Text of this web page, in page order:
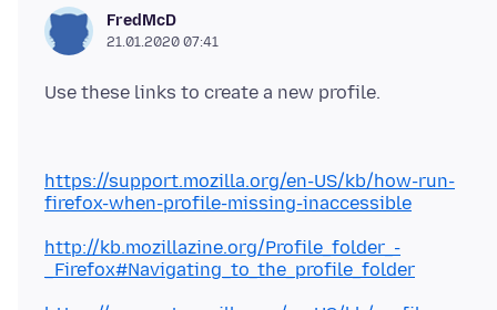
FredMcD
21.01.2020 07:41
https://support.mozilla.org/en-US/kb/how-run-
firefox-when-profile-missing-inaccessible
http://kb.mozillazine.org/Profile_folder_-
_Firefox#Navigating_to_the_profile_folder